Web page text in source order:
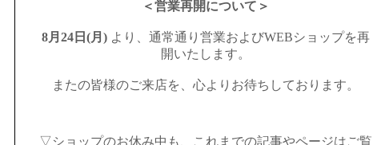
＜営業再開について＞
8月24日(月) より、通常通り営業およびWEBショップを再
開いたします。
またの皆様のご来店を、心よりお待ちしております。
▽ショップのお休み中も、これまでの記事やページはご覧